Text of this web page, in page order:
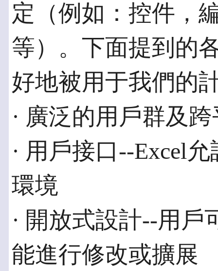
定（例如：控件，
等）。下面提到的
好地被用于我們的
· 廣泛的用戶群及
· 用戶接口--Excel
環境
· 開放式設計--用
能進行修改或擴展